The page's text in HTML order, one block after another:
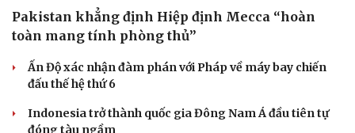
Pakistan khẳng định Hiệp định Mecca “hoàn
toàn mang tính phòng thủ”
Ấn Độ xác nhận đàm phán với Pháp về máy bay chiến
đấu thế hệ thứ 6
Indonesia trở thành quốc gia Đông Nam Á đầu tiên tự
đóng tàu ngầm